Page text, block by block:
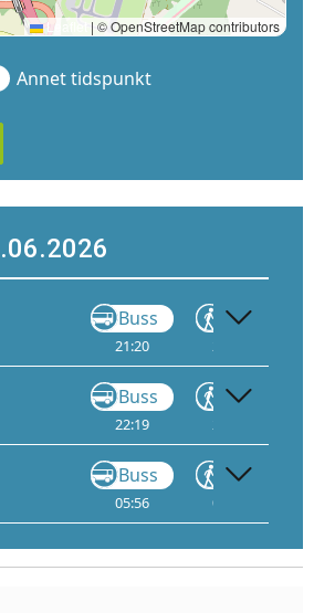
Leaflet | © OpenStreetMap contributors
Annet tidspunkt
Buss
21:20
Gå
21:34
Buss
22:19
Gå
22:33
Buss
05:56
Gå
06:10